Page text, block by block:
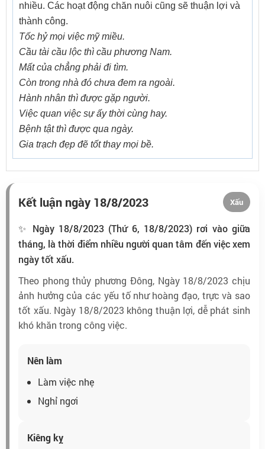
nhiều. Các hoạt động chăn nuôi cũng sẽ thuận lợi và
thành công.
Tốc hỷ mọi việc mỹ miều.
Cầu tài cầu lộc thì cầu phương Nam.
Mất của chẳng phải đi tìm.
Còn trong nhà đó chưa đem ra ngoài.
Hành nhân thì được gặp người.
Việc quan việc sự ấy thời cùng hay.
Bệnh tật thì được qua ngày.
Gia trạch đẹp đẽ tốt thay mọi bề.
Kết luận ngày 18/8/2023 Xấu
✨ Ngày 18/8/2023 (Thứ 6, 18/8/2023) rơi vào giữa
tháng, là thời điểm nhiều người quan tâm đến việc xem
ngày tốt xấu.
Theo phong thủy phương Đông, Ngày 18/8/2023 chịu
ảnh hưởng của các yếu tố như hoàng đạo, trực và sao
tốt xấu. Ngày 18/8/2023 không thuận lợi, dễ phát sinh
khó khăn trong công việc.
Nên làm
Làm việc nhẹ
Nghỉ ngơi
Kiêng kỵ